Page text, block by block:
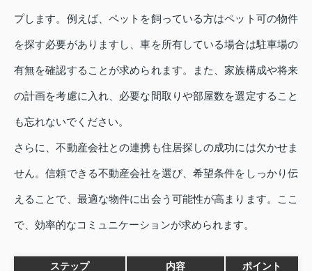
プします。例えば、ペットを飼っている方はペット可の物件
を探す必要がありますし、車を所有している場合は駐車場の
有無を確認することが求められます。また、家族構成や将来
の計画を考慮に入れ、必要な間取りや部屋数を選定すること
も忘れないでください。
さらに、不動産会社との連携も住居探しの成功には欠かせま
せん。信頼できる不動産会社を選び、希望条件をしっかり伝
えることで、最適な物件に出会う可能性が高まります。ここ
で、効率的なコミュニケーションが求められます。
ステップ 内容 ポイント